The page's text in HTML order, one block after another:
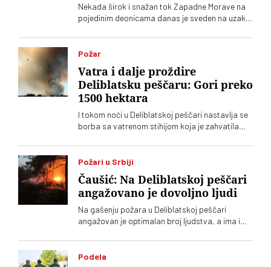
Nekada širok i snažan tok Zapadne Morave na
pojedinim deonicama danas je sveden na uzak,
Požar
Vatra i dalje proždire
Deliblatsku peščaru: Gori preko
1500 hektara
I tokom noći u Deliblatskoj peščari nastavlja se
borba sa vatrenom stihijom koja je zahvatila
Požari u Srbiji
Čaušić: Na Deliblatskoj peščari
angažovano je dovoljno ljudi
Na gašenju požara u Deliblatskoj peščari
angažovan je optimalan broj ljudstva, a ima i
pomoćnik ministra Ministarstva unutrašnjih
poslova. Požarom je zahvaćeno oko hiljadu i po
Podela